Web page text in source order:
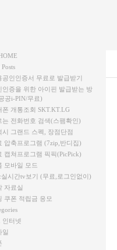
공인인증서 무료로 발급받기
인증을 위한 아이핀 발급받는 방
공i-PIN/무료)
폰 개통조회 SKT.KT.LG
는 전화번호 검색(스팸확인)
시 그랜드 스펙, 장점단점
압축프로그램 (7zip,반디집)
캡쳐프로그램 픽픽(PicPick)
모바일 모드
실시간tv보기 (무료,로그인없이)
자료실
쿠폰 적립금 응모
인터넷
일